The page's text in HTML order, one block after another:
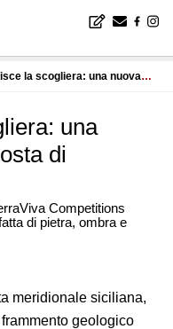
una nuova soglia sulla costa di Agrigento
una
di
Competitions
di pietra, ombra e
meridionale siciliana,
geologico